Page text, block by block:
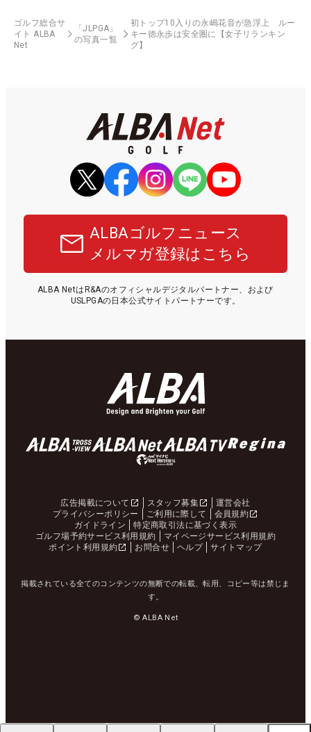
ゴルフ総合サ
イト ALBA
Net
「JLPGA」
の写真一覧
初トップ10入りの永嶋花音が急浮上 ルー
キー徳永歩は安全圏に【女子リランキン
グ】
ALBAゴルフニュース
メルマガ登録はこちら
ALBA NetはR&Aのオフィシャルデジタルパートナー、および
USLPGAの日本公式サイトパートナーです。
広告掲載について スタッフ募集
運営会社
プライバシーポリシー
ご利用に際して
会員規約
ガイドライン
特定商取引法に基づく表示
ゴルフ場予約サービス利用規約
マイページサービス利用規約
ポイント利用規約
お問合せ ヘルプ サイトマップ
掲載されている全てのコンテンツの無断での転載、転用、コピー等は禁じま
す。
© ALBA Net